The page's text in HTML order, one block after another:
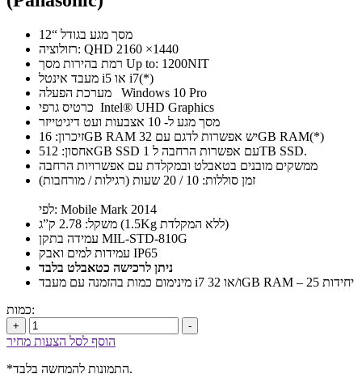
מסך מגע בגודל “12
רזולוציה: QHD 2160 ×1440
רמת בהירות מסך Up to: 1200NIT
מעבד אינטל i5 או i7(*)
מערכת הפעלה Windows 10 Pro
כרטיס גרפי Intel® UHD Graphics
מסך מגע ל- 10 אצבעות ועט דיגיטייזר
זיכרון: 16GB RAM יש אפשרות לדגם עם 32GB RAM(*)
אחסון: 512GB SSD עם אפשרות הרחבה ל 1TB SSD.
ממשקים מובנים בטאבלט ובמקלדת עם אפשרויות הרחבה
זמן סוללות: 10 / 20 שעות (רגילות / מורחבות)
לפי: Mobile Mark 2014
משקל: 2.78 ק”ג (1.5Kg ללא המקלדת)
עמידה בתקן MIL-STD-810G
עמידות למים ואבק IP65
ניתן לרכישה כטאבלט בלבד
מינימום כמות בהזמנה עם מעבד i7 ו/או 32GB RAM – 25 יחידות
כמות:
+ -
הוסף לסל הצעות מחיר
*התמונות להמחשה בלבד.